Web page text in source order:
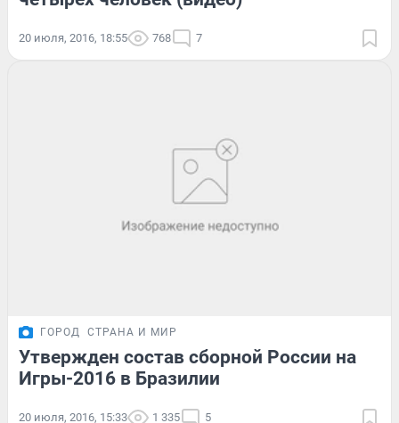
20 июля, 2016, 18:55 768 7
ГОРОД СТРАНА И МИР
Утвержден состав сборной России на
Игры-2016 в Бразилии
20 июля, 2016, 15:33 1 335 5